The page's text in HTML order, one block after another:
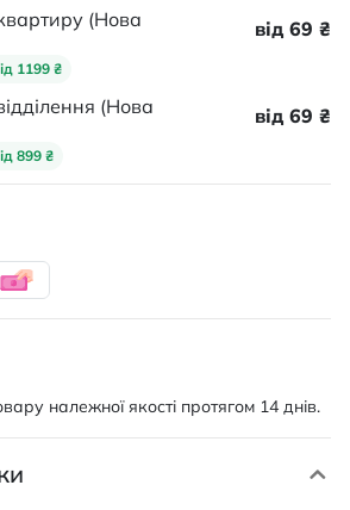
(Нова
1199 ₴
від 69 ₴
(Нова
899 ₴
від 69 ₴
належної якості протягом 14 днів.